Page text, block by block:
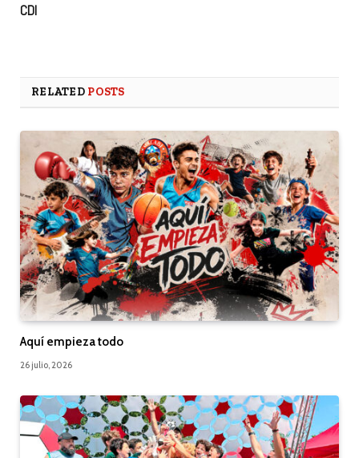
CDI
RELATED POSTS
Aquí empieza todo
26 julio, 2026